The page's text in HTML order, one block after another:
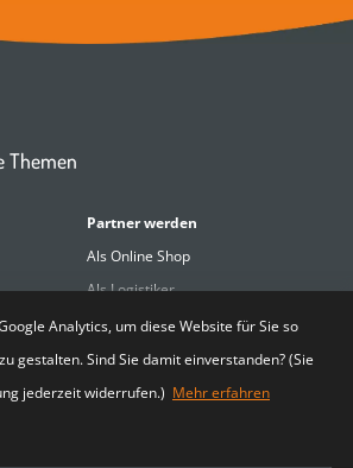
Analytics, um diese Website für Sie so
gestalten. Sind Sie damit einverstanden? (Sie
jederzeit widerrufen.) Mehr erfahren
Themen
Partner werden
Als Online Shop
Als Logistiker